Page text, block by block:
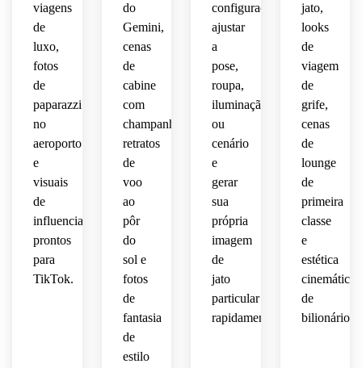
viagens
de
luxo,
fotos
de
paparazzi
no
aeroporto
e
visuais
de
influenciadores
prontos
para
TikTok.
do
Gemini,
cenas
de
cabine
com
champanhe,
retratos
de
voo
ao
pôr
do
sol e
fotos
de
fantasia
de
estilo
configuração,
ajustar
a
pose,
roupa,
iluminação
ou
cenário
e
gerar
sua
própria
imagem
de
jato
particular
rapidamente.
jato,
looks
de
viagem
de
grife,
cenas
de
lounge
de
primeira
classe
e
estética
cinemática
de
bilionário.